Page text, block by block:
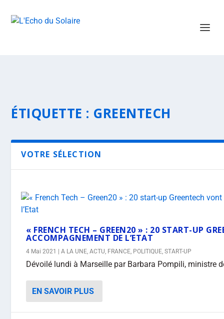
ÉTIQUETTE : GREENTECH
VOTRE SÉLECTION
« FRENCH TECH – GREEN20 » : 20 START-UP
ACCOMPAGNEMENT DE L’ETAT
4 Mai 2021 |A LA UNE,ACTU, FRANCE, POLITIQUE,START-UP
Dévoilé lundi à Marseille par Barbara Pompili, ministre
EN SAVOIR PLUS